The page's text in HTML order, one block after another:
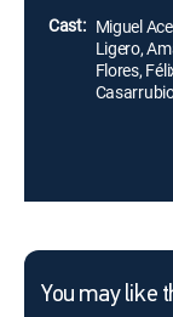
Cast: Miguel
Ligero,
Flores,
You may like